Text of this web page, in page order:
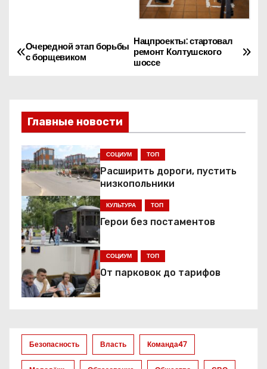
Н
г
а
ц
и
я
п
о
а
Нацпроекты: стартовал
ремонт Колтушского
шоссе
Очередной этап борьбы
с борщевиком
Главные новости
СОЦИУМ ТОП
Расширить дороги, пустить
низкопольники
КУЛЬТУРА ТОП
Герои без постаментов
СОЦИУМ ТОП
От парковок до тарифов
Безопасность Власть Команда47